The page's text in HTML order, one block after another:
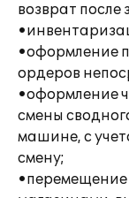
возврат
•оформление
ордеров
•оформление
смены
машине, с
смену;